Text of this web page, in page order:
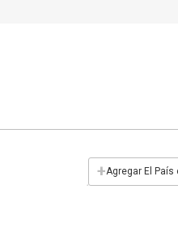
+Agregar El País